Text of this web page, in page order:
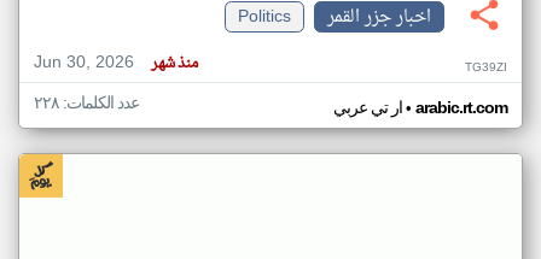
اخبار جزر القمر
Politics
Jun 30, 2026
منذ شهر TG39ZI
ار تي عربي• arabic.rt.com عدد الكلمات: ٢٢٨